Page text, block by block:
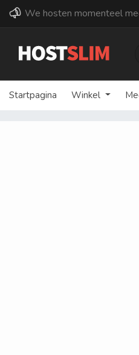
We hosten momenteel
Startpagina Winkel